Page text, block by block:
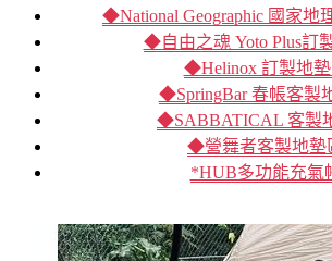
◆National Geographic 國家地
◆自由之魂 Yoto Plus訂
◆Helinox 訂製地墊
◆SpringBar 春帳客製
◆SABBATICAL 客製
◆營舞者客製地墊
*HUB多功能充氣